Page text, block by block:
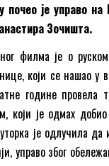
почео је управо на
Зочишта.
филма је о
који се нашао у
године провела
који је одмах
је одлучила да
управо због